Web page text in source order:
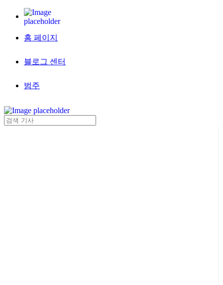
홈 페이지
블로그 센터
범주